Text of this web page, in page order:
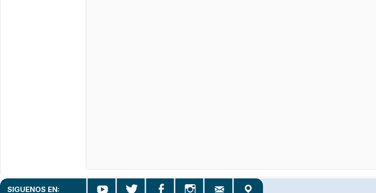
SIGUENOS EN: